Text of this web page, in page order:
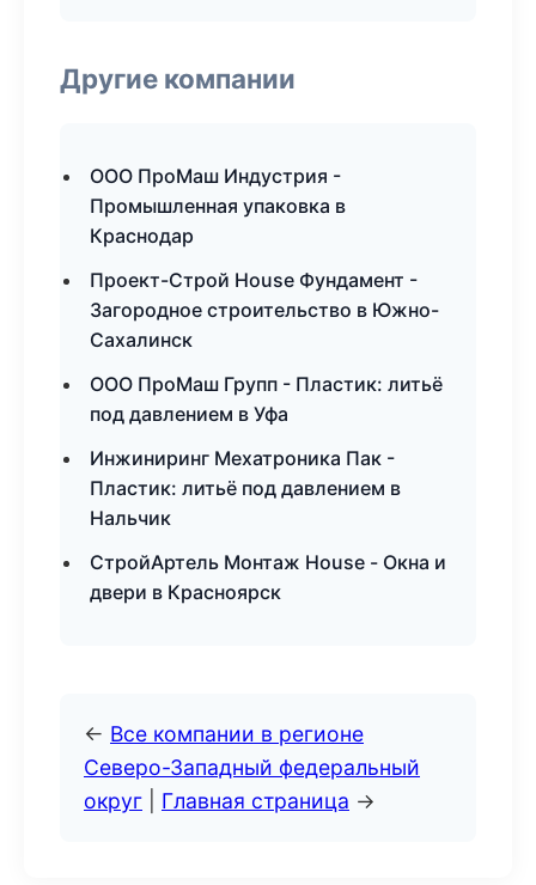
Другие компании
ООО ПроМаш Индустрия -
Промышленная упаковка в
Краснодар
Проект-Строй House Фундамент -
Загородное строительство в Южно-
Сахалинск
ООО ПроМаш Групп - Пластик: литьё
под давлением в Уфа
Инжиниринг Мехатроника Пак -
Пластик: литьё под давлением в
Нальчик
СтройАртель Монтаж House - Окна и
двери в Красноярск
← Все компании в регионе
Северо-Западный федеральный
округ
Главная страница →